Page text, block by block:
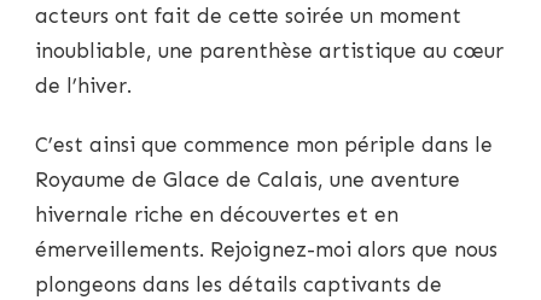
acteurs ont fait de cette soirée un moment
inoubliable, une parenthèse artistique au cœur
de l’hiver.
C’est ainsi que commence mon périple dans le
Royaume de Glace de Calais, une aventure
hivernale riche en découvertes et en
émerveillements. Rejoignez-moi alors que nous
plongeons dans les détails captivants de